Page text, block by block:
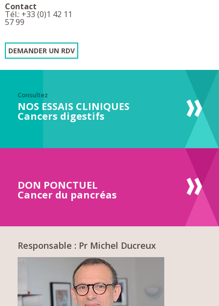
Contact
Tél.: +33 (0)1 42 11
57 99
DEMANDER UN RDV
Consultez
NOS ESSAIS CLINIQUES
Cancers digestifs
DON PONCTUEL
Cancer du pancréas
Responsable : Pr Michel Ducreux